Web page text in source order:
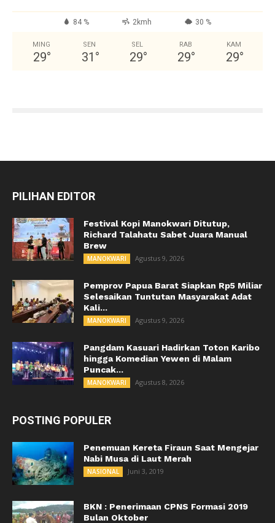
84 % 2kmh 30 %
MING
29°
SEN
31 °
SEL
29°
RAB
29°
KAM
29°
PILIHAN EDITOR
Festival Kopi Manokwari Ditutup,
Richard Talahatu Sabet Juara Manual
Brew
MANOKWARI Agustus 9, 2026
Pemprov Papua Barat Siapkan Rp5 Miliar
Selesaikan Tuntutan Masyarakat Adat
Kali...
MANOKWARI Agustus 9, 2026
Pangdam Kasuari Hadirkan Toton Karibo
hingga Komedian Yewen di Malam
Puncak...
MANOKWARI Agustus 8, 2026
POSTING POPULER
Penemuan Kereta Firaun Saat Mengejar
Nabi Musa di Laut Merah
NASIONAL Juni 3, 2019
BKN : Penerimaan CPNS Formasi 2019
Bulan Oktober